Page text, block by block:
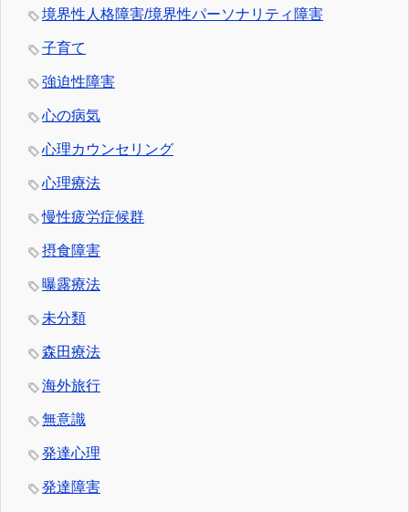
境界性人格障害/境界性パーソナリティ障害
子育て
強迫性障害
心の病気
心理カウンセリング
心理療法
慢性疲労症候群
摂食障害
曝露療法
未分類
森田療法
海外旅行
無意識
発達心理
発達障害